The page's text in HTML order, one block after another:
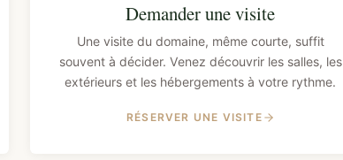
Demander une visite
Une visite du domaine, même courte, suffit
souvent à décider. Venez découvrir les salles, les
extérieurs et les hébergements à votre rythme.
RÉSERVER UNE VISITE